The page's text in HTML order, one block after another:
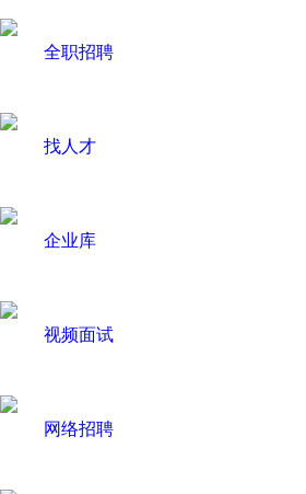
全职招聘
找人才
企业库
视频面试
网络招聘